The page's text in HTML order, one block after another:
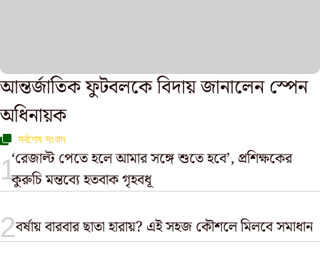
আন্তর্জাতিক ফুটবলকে বিদায় জানালেন স্পেন
অধিনায়ক
সর্বশেষ সংবাদ
‘রেজাল্ট পেতে হলে আমার সঙ্গে শুতে হবে’, প্রশিক্ষকের
কুরুচি মন্তব্যে হতবাক গৃহবধূ
বর্ষায় বারবার ছাতা হারায়? এই সহজ কৌশলে মিলবে সমাধান